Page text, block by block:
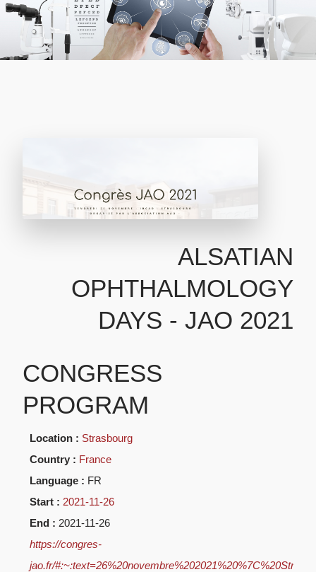
ALSATIAN
OPHTHALMOLOGY
DAYS - JAO 2021
CONGRESS
PROGRAM
Location : Strasbourg
Country : France
Language : FR
Start : 2021-11-26
End : 2021-11-26
https://congres-
jao.fr/